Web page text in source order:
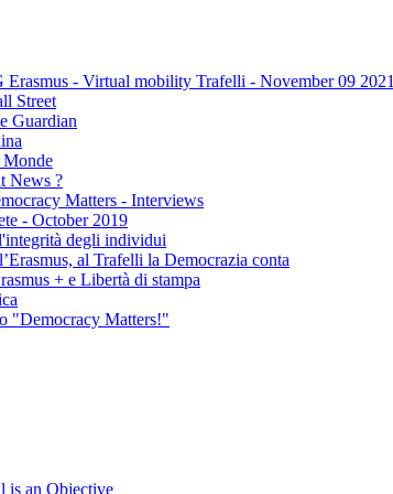
Erasmus - Virtual mobility Trafelli - November 09 2021
Street
Guardian
News ?
Matters - Interviews
- October 2019
degli individui
al Trafelli la Democrazia conta
+ e Libertà di stampa
"Democracy Matters!"
is an Objective